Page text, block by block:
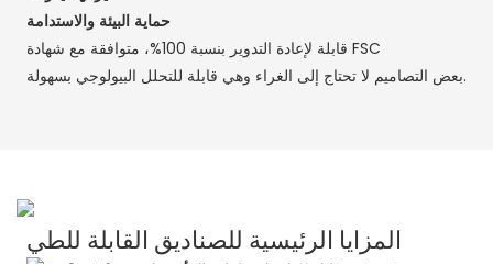
حماية البيئة والاستدامة
قابلة لإعادة التدوير بنسبة 100%، متوافقة مع شهادة FSC
بعض التصاميم لا تحتاج إلى الغراء وهي قابلة للتحلل البيولوجي بسهولة.
المزايا الرئيسية للصناديق القابلة للطي